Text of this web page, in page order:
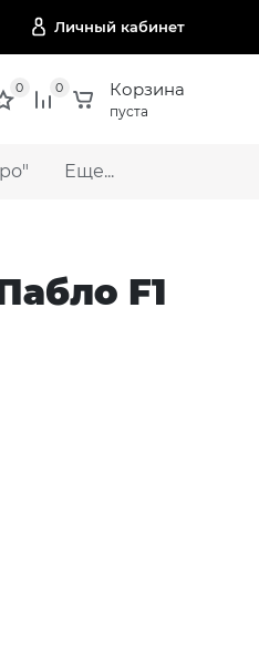
Личный кабинет
0 0 Корзина
пуста
Еще...
F1